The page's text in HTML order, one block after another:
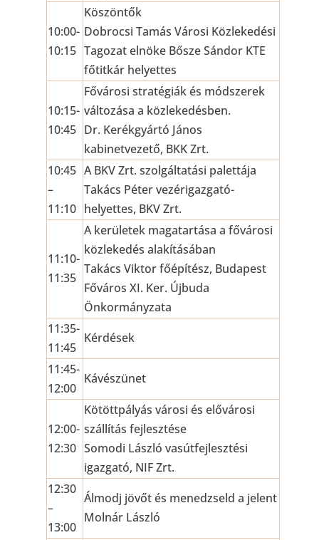
10:00-
10:15
Köszöntők
Dobrocsi Tamás Városi Közlekedési
Tagozat elnöke Bősze Sándor KTE
főtitkár helyettes
10:15-
10:45
Fővárosi stratégiák és módszerek
változása a közlekedésben.
Dr. Kerékgyártó János
kabinetvezető, BKK Zrt.
10:45
–
11:10
A BKV Zrt. szolgáltatási palettája
Takács Péter vezérigazgató-
helyettes, BKV Zrt.
11:10-
11:35
A kerületek magatartása a fővárosi
közlekedés alakításában
Takács Viktor főépítész, Budapest
Főváros XI. Ker. Újbuda
Önkormányzata
11:35-
11:45
Kérdések
11:45-
12:00
Kávészünet
12:00-
12:30
Kötöttpályás városi és elővárosi
szállítás fejlesztése
Somodi László vasútfejlesztési
igazgató, NIF Zrt.
12:30
–
13:00
Álmodj jövőt és menedzseld a jelent
Molnár László